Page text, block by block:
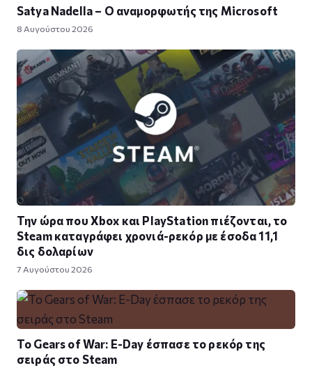
Satya Nadella – Ο αναμορφωτής της Microsoft
8 Αυγούστου 2026
Την ώρα που Xbox και PlayStation πιέζονται, το
Steam καταγράφει χρονιά-ρεκόρ με έσοδα 11,1
δις δολαρίων
7 Αυγούστου 2026
Το Gears of War: E-Day έσπασε το ρεκόρ της
σειράς στο Steam